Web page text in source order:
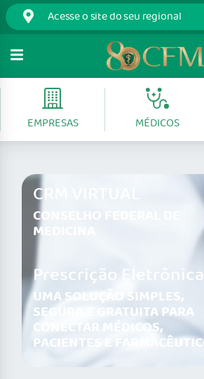
EMPRESAS MÉDICOS
CRM VIRTUAL
CONSELHO FEDERAL DE
MEDICINA
Prescrição Eletrônica
UMA SOLUÇÃO SIMPLES,
SEGURA E GRATUITA PARA
CONECTAR MÉDICOS,
PACIENTES E